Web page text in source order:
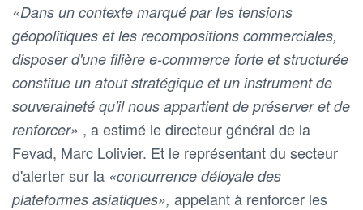
«Dans un contexte marqué par les tensions
géopolitiques et les recompositions commerciales,
disposer d'une filière e-commerce forte et structurée
constitue un atout stratégique et un instrument de
souveraineté qu'il nous appartient de préserver et de
renforcer» , a estimé le directeur général de la
Fevad, Marc Lolivier. Et le représentant du secteur
d'alerter sur la «concurrence déloyale des
plateformes asiatiques», appelant à renforcer les